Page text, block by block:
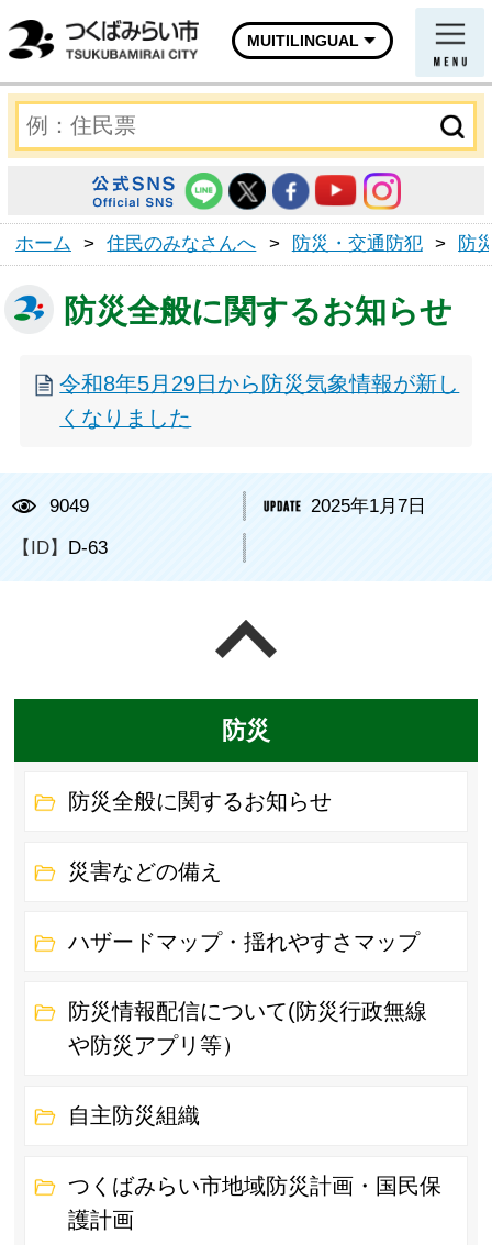
MUITILINGUAL
ホーム > 住民のみなさんへ > 防災・交通防犯 > 防
防災全般に関するお知らせ
令和8年5月29日から防災気象情報が新し
くなりました
9049 2025年1月7日
【ID】 D-63
防災
防災全般に関するお知らせ
災害などの備え
ハザードマップ・揺れやすさマップ
防災情報配信について(防災行政無線
や防災アプリ等）
自主防災組織
つくばみらい市地域防災計画・国民保
護計画